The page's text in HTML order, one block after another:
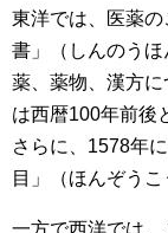
東洋では、医薬
書」（しんのう
薬、薬物、漢方
は西暦100年前後
さらに、1578年
目」（ほんぞう
一方で西洋では